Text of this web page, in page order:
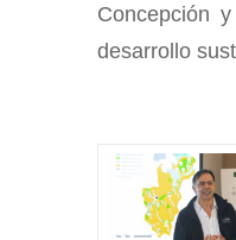
Concepción
desarrollo